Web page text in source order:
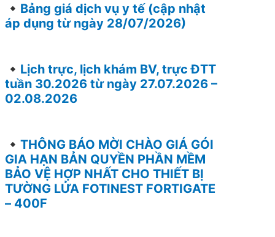
Bảng giá dịch vụ y tế (cập nhật
áp dụng từ ngày 28/07/2026)
Lịch trực, lịch khám BV, trực ĐTT
tuần 30.2026 từ ngày 27.07.2026 –
02.08.2026
THÔNG BÁO MỜI CHÀO GIÁ GÓI
GIA HẠN BẢN QUYỀN PHẦN MỀM
BẢO VỆ HỢP NHẤT CHO THIẾT BỊ
TƯỜNG LỬA FOTINEST FORTIGATE
– 400F